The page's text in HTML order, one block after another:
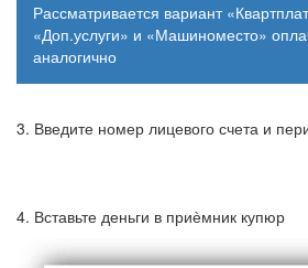
Рассматривается вариант«
«Доп.услуги» и «Машиноместо»
аналогично
3. Введите номер лицевого счета и
4. Вставьте деньги в приѐмник купюр